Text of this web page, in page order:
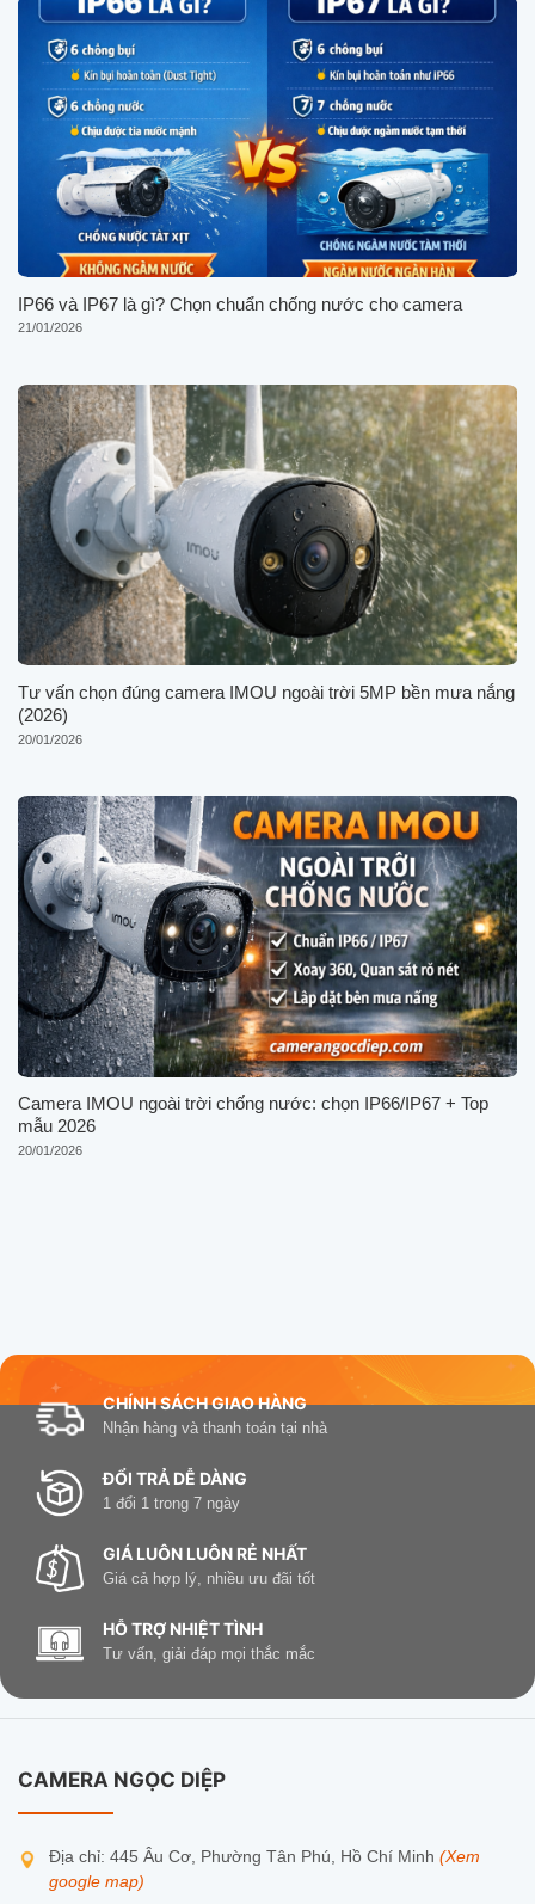
IP66 và IP67 là gì? Chọn chuẩn chống nước cho camera
21/01/2026
Tư vấn chọn đúng camera IMOU ngoài trời 5MP bền mưa nắng
(2026)
20/01/2026
Camera IMOU ngoài trời chống nước: chọn IP66/IP67 + Top
mẫu 2026
20/01/2026
CHÍNH SÁCH GIAO HÀNG
Nhận hàng và thanh toán tại nhà
ĐỔI TRẢ DỄ DÀNG
1 đổi 1 trong 7 ngày
GIÁ LUÔN LUÔN RẺ NHẤT
Giá cả hợp lý, nhiều ưu đãi tốt
HỖ TRỢ NHIỆT TÌNH
Tư vấn, giải đáp mọi thắc mắc
CAMERA NGỌC DIỆP
Địa chỉ: 445 Âu Cơ, Phường Tân Phú, Hồ Chí Minh (Xem
google map)